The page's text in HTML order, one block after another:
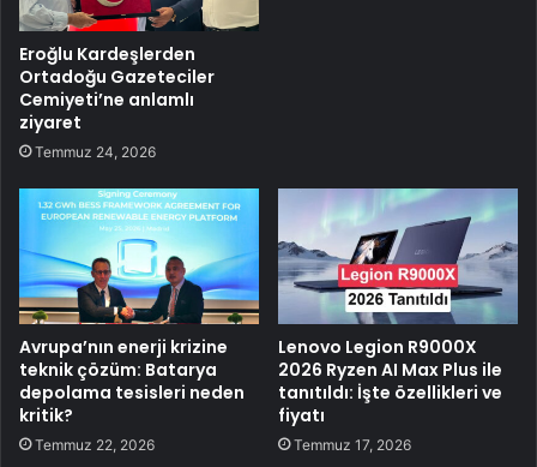
Eroğlu Kardeşlerden
Ortadoğu Gazeteciler
Cemiyeti’ne anlamlı
ziyaret
Temmuz 24, 2026
Avrupa’nın enerji krizine
teknik çözüm: Batarya
depolama tesisleri neden
kritik?
Temmuz 22, 2026
Lenovo Legion R9000X
2026 Ryzen AI Max Plus ile
tanıtıldı: İşte özellikleri ve
fiyatı
Temmuz 17, 2026